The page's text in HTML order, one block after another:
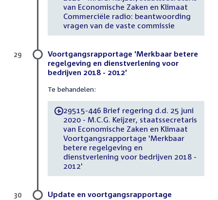
van Economische Zaken en Klimaat
Commerciële radio: beantwoording
vragen van de vaste commissie
Voortgangsrapportage 'Merkbaar betere
regelgeving en dienstverlening voor
bedrijven 2018 - 2012'
Te behandelen:
-29515-446 Brief regering d.d. 25 juni
2020 - M.C.G. Keijzer, staatssecretaris
van Economische Zaken en Klimaat
Voortgangsrapportage 'Merkbaar
betere regelgeving en
dienstverlening voor bedrijven 2018 -
2012'
29
Update en voortgangsrapportage
30